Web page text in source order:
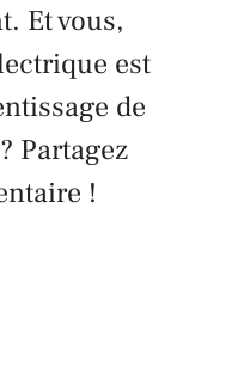
Et vous,
est
de
Partagez
!